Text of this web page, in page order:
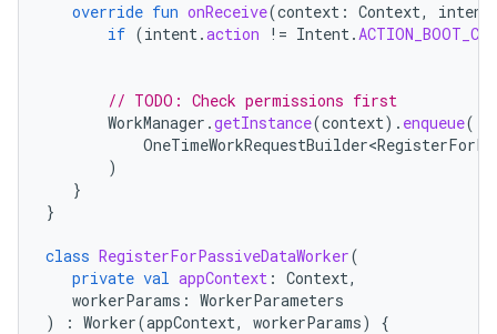
override fun onReceive(context : Context, intent
if (intent.action != Intent.
// TODO: Check permissions first
WorkManager .getInstance(context). enqueue(
)
}
}
class RegisterForPassiveDataWorker(
private val appContext : Context,
workerParams : WorkerParameters
)
: Worker(appContext, workerParams) {